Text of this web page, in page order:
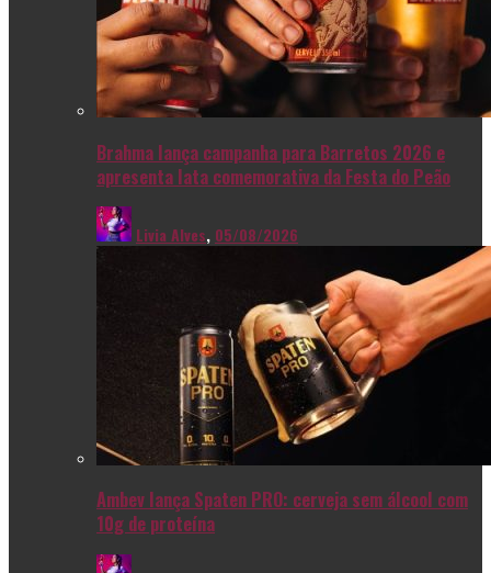
Brahma lança campanha para Barretos 2026 e
apresenta lata comemorativa da Festa do Peão
Livia Alves, 05/08/2026
Ambev lança Spaten PRO: cerveja sem álcool com
10g de proteína